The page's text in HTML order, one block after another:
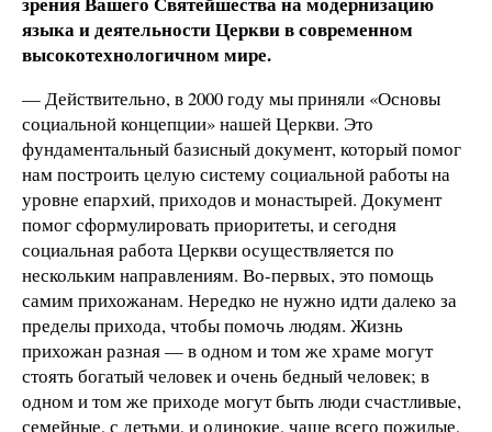
языка и деятельности Церкви в современном
высокотехнологичном мире.
— Действительно, в 2000 году мы приняли «Основы
социальной концепции» нашей Церкви. Это
фундаментальный базисный документ, который помог
нам построить целую систему социальной работы на
уровне епархий, приходов и монастырей. Документ
помог сформулировать приоритеты, и сегодня
социальная работа Церкви осуществляется по
нескольким направлениям. Во-первых, это помощь
самим прихожанам. Нередко не нужно идти далеко за
пределы прихода, чтобы помочь людям. Жизнь
прихожан разная — в одном и том же храме могут
стоять богатый человек и очень бедный человек; в
одном и том же приходе могут быть люди счастливые,
семейные, с детьми, и одинокие, чаще всего пожилые,